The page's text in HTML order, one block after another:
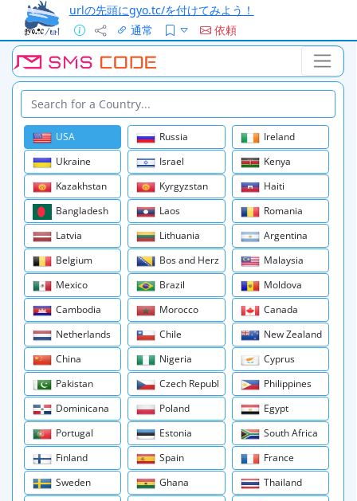
urlの先頭にgyo.tc/を付けてみよう！
通常
依頼